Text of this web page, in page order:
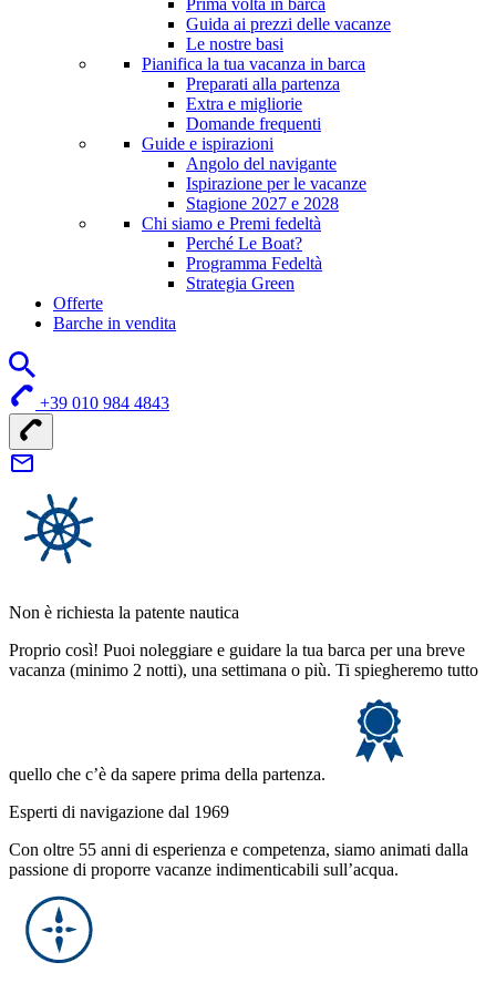
Guida ai prezzi delle vacanze
Le nostre basi
Pianifica la tua vacanza in barca
Preparati alla partenza
Extra e migliorie
Domande frequenti
Guide e ispirazioni
Angolo del navigante
Ispirazione per le vacanze
Stagione 2027 e 2028
Chi siamo e Premi fedeltà
Perché Le Boat?
Programma Fedeltà
Strategia Green
Offerte
Barche in vendita
+39 010 984 4843
Non è richiesta la patente nautica
Proprio così! Puoi noleggiare e guidare la tua barca per una breve
vacanza (minimo 2 notti), una settimana o più. Ti spiegheremo tutto
quello che c’è da sapere prima della partenza.
Esperti di navigazione dal 1969
Con oltre 55 anni di esperienza e competenza, siamo animati dalla
passione di proporre vacanze indimenticabili sull’acqua.